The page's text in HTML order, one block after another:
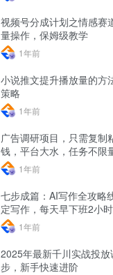
视频号分成计划之情感赛
量操作，保姆级教学
1年前
小说推文提升播放量的方
策略
1年前
广告调研项目，只需复制
钱，平台大水，任务不限
秘】1年前
七步成篇：AI写作全攻略
定写作，每天早下班2小时
1年前
2025年最新千川实战投
步，新手快速进阶